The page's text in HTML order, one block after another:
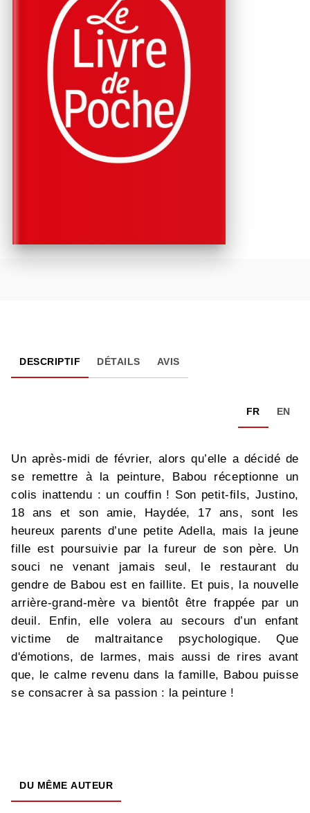
DESCRIPTIF DÉTAILS AVIS
FR EN
Un après-midi de février, alors qu’elle a décidé de
se remettre à la peinture, Babou réceptionne un
colis inattendu : un couffin ! Son petit-fils, Justino,
18 ans et son amie, Haydée, 17 ans, sont les
heureux parents d’une petite Adella, mais la jeune
fille est poursuivie par la fureur de son père. Un
souci ne venant jamais seul, le restaurant du
gendre de Babou est en faillite. Et puis, la nouvelle
arrière-grand-mère va bientôt être frappée par un
deuil. Enfin, elle volera au secours d’un enfant
victime de maltraitance psychologique. Que
d'émotions, de larmes, mais aussi de rires avant
que, le calme revenu dans la famille, Babou puisse
se consacrer à sa passion : la peinture !
DU MÊME AUTEUR